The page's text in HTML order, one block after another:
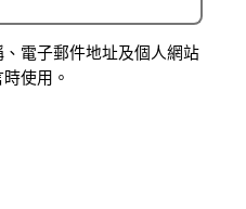
電子郵件地址及個人網站
使用。